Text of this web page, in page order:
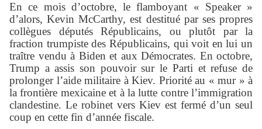
En ce mois d’octobre, le flamboyant « Speaker »
d’alors, Kevin McCarthy, est destitué par ses propres
collègues députés Républicains, ou plutôt par la
fraction trumpiste des Républicains, qui voit en lui un
traître vendu à Biden et aux Démocrates. En octobre,
Trump a assis son pouvoir sur le Parti et refuse de
prolonger l’aide militaire à Kiev. Priorité au « mur » à
la frontière mexicaine et à la lutte contre l’immigration
clandestine. Le robinet vers Kiev est fermé d’un seul
coup en cette fin d’année fiscale.